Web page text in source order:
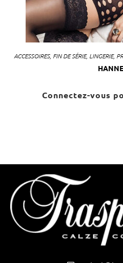
ACCESSOIRES, FIN DE SÉRIE, LINGERIE,
Connectez-vous